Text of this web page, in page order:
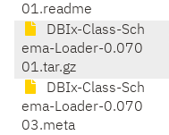
01.readme
DBIx-Class-Sch
ema-Loader-0.070
01.tar.gz
DBIx-Class-Sch
ema-Loader-0.070
03.meta